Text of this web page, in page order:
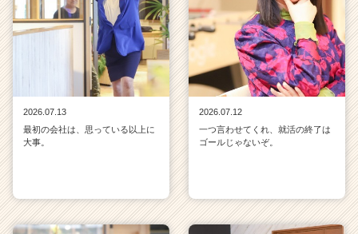
2026.07.13
最初の会社は、思っている以上に
大事。
2026.07.12
一つ言わせてくれ、就活の終了は
ゴールじゃないぞ。